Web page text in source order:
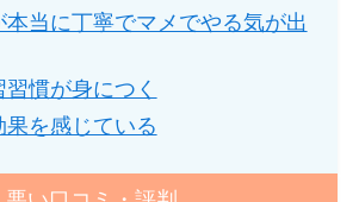
本当に丁寧でマメでやる気が出
慣が身につく
果を感じている